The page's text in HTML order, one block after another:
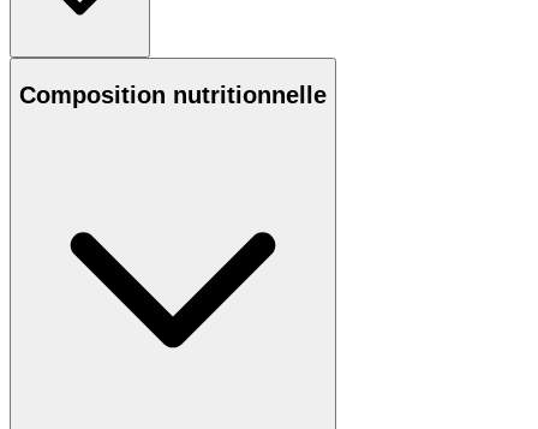
Composition nutritionnelle